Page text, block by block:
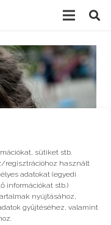
sütiket stb.
regisztrációhoz használt
adatokat (egyedi
információkat stb.)
nyújtásához,
gyűjtéséhez, valamint
nyáron